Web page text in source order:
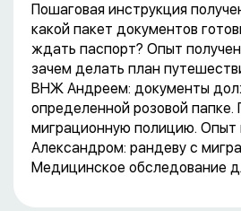
Пошаговая инструкция
какой пакет документов
ждать паспорт? Опыт
зачем делать план
ВНЖ Андреем: документы
определенной розовой папке.
миграционную полицию.
Александром: рандеву с
Медицинское обследование